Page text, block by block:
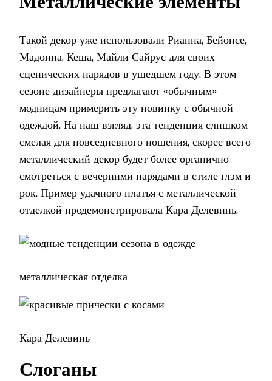
Такой декор уже использовали Рианна, Бейонсе,
Мадонна, Кеша, Майли Сайрус для своих
сценических нарядов в ушедшем году. В этом
сезоне дизайнеры предлагают «обычным»
модницам примерить эту новинку с обычной
одеждой. На наш взгляд, эта тенденция слишком
смелая для повседневного ношения, скорее всего
металлический декор будет более органично
смотреться с вечерними нарядами в стиле глэм и
рок. Пример удачного платья с металлической
отделкой продемонстрировала Кара Делевинь.
металлическая отделка
Кара Делевинь
Слоганы